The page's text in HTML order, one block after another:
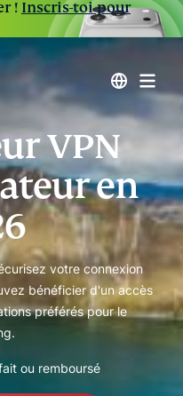
! Inscris-toi pour
VPN
en
votre connexion
bénéficier d'un accès
préférés pour le
ou remboursé